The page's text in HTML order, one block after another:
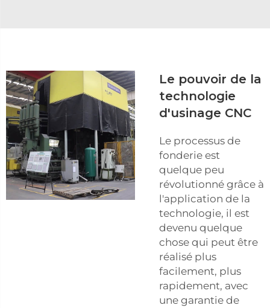
Le pouvoir de la
technologie
d'usinage CNC
Le processus de
fonderie est
quelque peu
révolutionné grâce à
l'application de la
technologie, il est
devenu quelque
chose qui peut être
réalisé plus
facilement, plus
rapidement, avec
une garantie de